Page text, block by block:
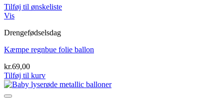
Tilføj til ønskeliste
Vis
Drengefødselsdag
Kæmpe regnbue folie ballon
kr.69,00
Tilføj til kurv